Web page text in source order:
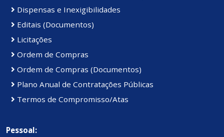
Dispensas e Inexigibilidades
Editais (Documentos)
Licitações
Ordem de Compras
Ordem de Compras (Documentos)
Plano Anual de Contratações Públicas
Termos de Compromisso/Atas
Pessoal: